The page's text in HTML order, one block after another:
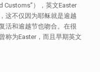
Customs”），英文Easter
这不仅因为耶稣就是逾越
活和逾越节也吻合。在很
称为Easter，而且早期英文